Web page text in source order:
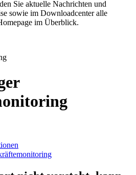
Sie aktuelle Nachrichten und
sowie im Downloadcenter alle
im Überblick.